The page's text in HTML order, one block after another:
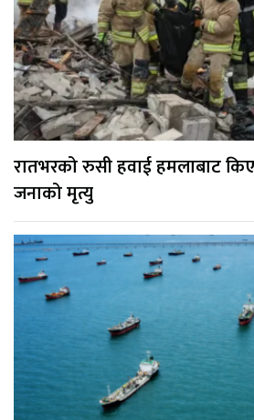
रातभरको रुसी हवाई हमलाबाट
जनाको मृत्यु